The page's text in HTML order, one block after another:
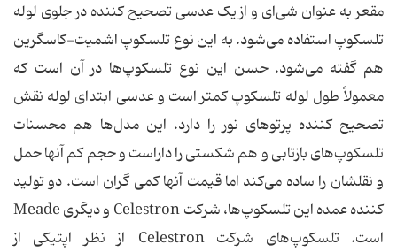
مقعر به عنوان شی‌ای و از یک عدسی تصحیح کننده در جلوی لوله
تلسکوپ استفاده می‌شود. به این نوع تلسکوپ اشمیت-کاسگرین
هم گفته می‌شود. حسن این نوع تلسکوپ‌ها در آن است که
معمولاً طول لوله تلسکوپ کمتر است و عدسی ابتدای لوله نقش
تصحیح کننده پرتوهای نور را دارد. این مدل‌ها هم محسنات
تلسکوپ‌های بازتابی و هم شکستی را داراست و حجم کم آنها حمل
و نقلشان را ساده می‌کند اما قیمت آنها کمی گران است. دو تولید
کننده عمده این تلسکوپ‌ها، شرکت Celestron و دیگری Meade
است. تلسکوپ‌های شرکت Celestron از نظر اپتیکی از